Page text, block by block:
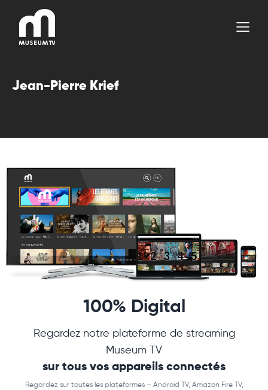
contenu
Jean-Pierre Krief
100% Digital
Regardez notre plateforme de streaming
Museum TV
sur tous vos appareils connectés
Regardez sur toutes les plateformes – Android TV, Amazon Fire TV,